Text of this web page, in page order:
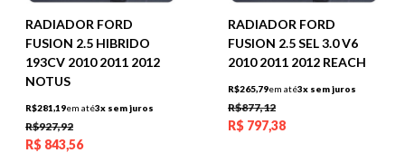
RADIADOR FORD
FUSION 2.5 HIBRIDO
193CV 2010 2011 2012
NOTUS
R$281,19em até3x sem juros
R$927,92
R$ 843,56
RADIADOR FORD
FUSION 2.5 SEL 3.0 V6
2010 2011 2012 REACH
R$265,79em até3x sem juros
R$877,12
R$ 797,38